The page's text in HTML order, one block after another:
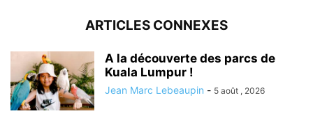
ARTICLES CONNEXES
A la découverte des parcs de
Kuala Lumpur !
Jean Marc Lebeaupin - 5 août , 2026